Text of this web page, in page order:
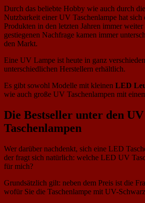
Durch das beliebte Hobby wie auch durch
Nutzbarkeit einer UV Taschenlampe hat sich
Produkten in den letzten Jahren immer
gestiegenen Nachfrage kamen immer
den Markt.
Eine UV Lampe ist heute in ganz
unterschiedlichen Herstellern erhältlich.
Es gibt sowohl Modelle mit kleinen LED
wie auch große UV Taschenlampen mit
Die Bestseller unter den UV
Taschenlampen
Wer darüber nachdenkt, sich eine LED
der fragt sich natürlich: welche LED UV
für mich?
Grundsätzlich gilt: neben dem Preis ist die
wofür Sie die Taschenlampe mit UV-